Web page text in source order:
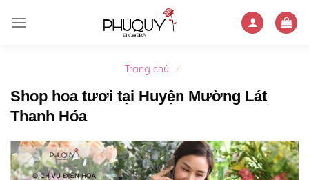
Trang chủ /
Shop hoa tươi tại Huyện Mường Lát
Thanh Hóa